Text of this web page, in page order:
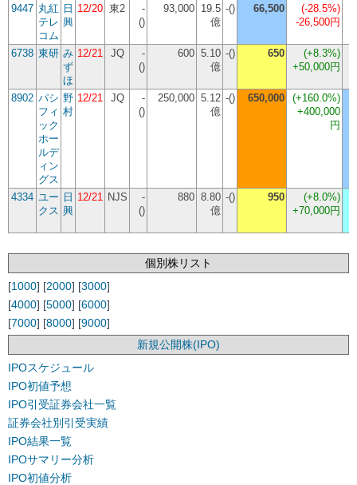
9447 丸紅
テレ
コム
日
興
12/20 東2
-
()
93,000 19.5
億
-() 66,500 (-28.5%)
-26,500円
6738 東研 み
ず
ほ
12/21 JQ
-
()
600 5.10
億
-() 650 (+8.3%)
+50,000円
8902 パシ
フィ
ック
ホー
ルデ
ィン
グス
野
村
12/21 JQ
-
()
250,000 5.12
億
-() 650,000 (+160.0%)
+400,000
円
4334 ユー
クス
日
興
12/21 NJS
-
()
880 8.80
億
-() 950 (+8.0%)
+70,000円
個別株リスト
[1000] [2000] [3000]
[4000] [5000] [6000]
[7000] [8000] [9000]
新規公開株(IPO)
IPOスケジュール
IPO初値予想
IPO引受証券会社一覧
証券会社別引受実績
IPO結果一覧
IPOサマリー分析
IPO初値分析